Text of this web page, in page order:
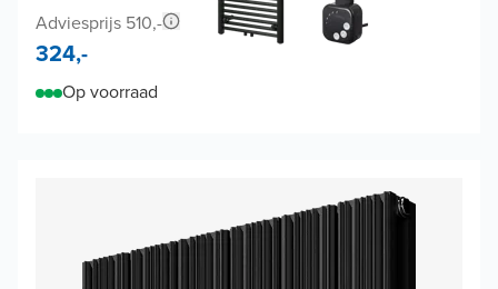
Adviesprijs 510,-
324,-
Op voorraad